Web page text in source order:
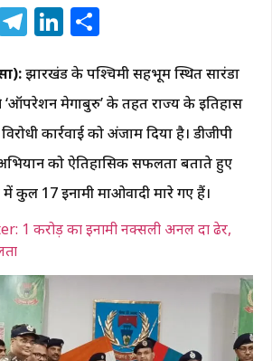
Telegram
LinkedIn
झारखंड के पश्चिमी सिंहभूम स्थित सारंडा
‘ऑपरेशन मेगाबुरु’ के तहत राज्य के इतिहास
कार्रवाई को अंजाम दिया है। डीजीपी
अभियान को ऐतिहासिक सफलता बताते हुए
कुल 17 इनामी माओवादी मारे गए हैं।
1 करोड़ का इनामी नक्सली अनल दा ढेर,